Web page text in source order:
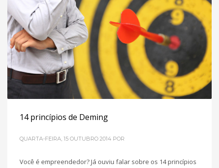
14 princípios de Deming
QUARTA-FEIRA, 15 OUTUBRO 2014 POR
Você é empreendedor? Já ouviu falar sobre os 14 princípios